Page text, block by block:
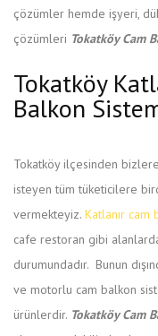
çözümler hemde işyeri,
çözümleri Tokatköy Cam
Tokatköy
Balkon
Tokatköy ilçesinden
isteyen tüm tüketicilere
vermekteyiz. Katlanır cam
cafe restoran gibi
durumundadır. Bunun
ve motorlu cam balkon
ürünlerdir. Tokatköy Cam